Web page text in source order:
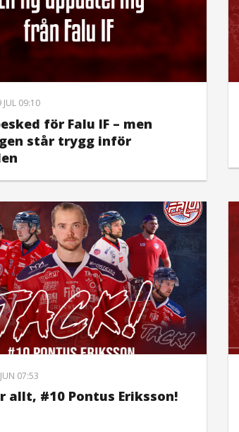
JUL 09:10
för Falu IF – men
står trygg inför
07:53
allt, #10 Pontus Eriksson!